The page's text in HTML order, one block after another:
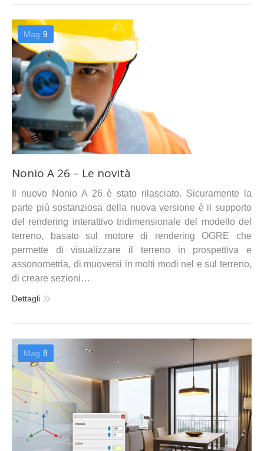
Mag 9
Nonio A 26 – Le novità
Il nuovo Nonio A 26 è stato rilasciato. Sicuramente la
parte più sostanziosa della nuova versione è il supporto
del rendering interattivo tridimensionale del modello del
terreno, basato sul motore di rendering OGRE che
permette di visualizzare il terreno in prospettiva e
assonometria, di muoversi in molti modi nel e sul terreno,
di creare sezioni…
Dettagli
Mag 8